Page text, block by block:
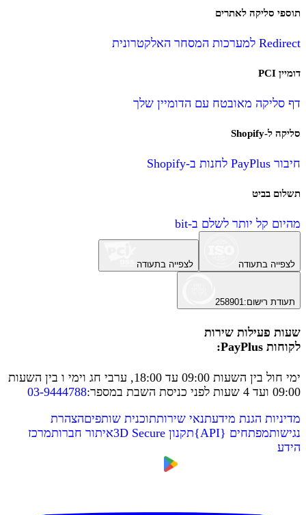
תוספי סליקה לאתרים
Redirect למערכות המסחר האלקטרונית
דומיין PCI
דף סליקה מאובטח עם הדומיין שלך
סליקה ל-Shopify
חיבור PayPlus לחנות ב-Shopify
תשלום בביט
מהיום קל יותר לשלם ב-bit
לצפייה בתעודה לצפייה בתעודה
תעודת רישום:
258901
שעות פעילות שירות
לקוחות PayPlus:
ימי חול בין השעות 09:00 עד 18:00, ערבי חג וימי ו בין השעות
09:00 ועד 4 שעות לפני כניסת השבת במספר
:
03-9444788
מדיניות הגנת מידעתנאי שירותתוכנית שותפיםהצהרת
נגישותמפתחים {
API
}תקנון 3D Secure איתור חברותמרכז
הידע